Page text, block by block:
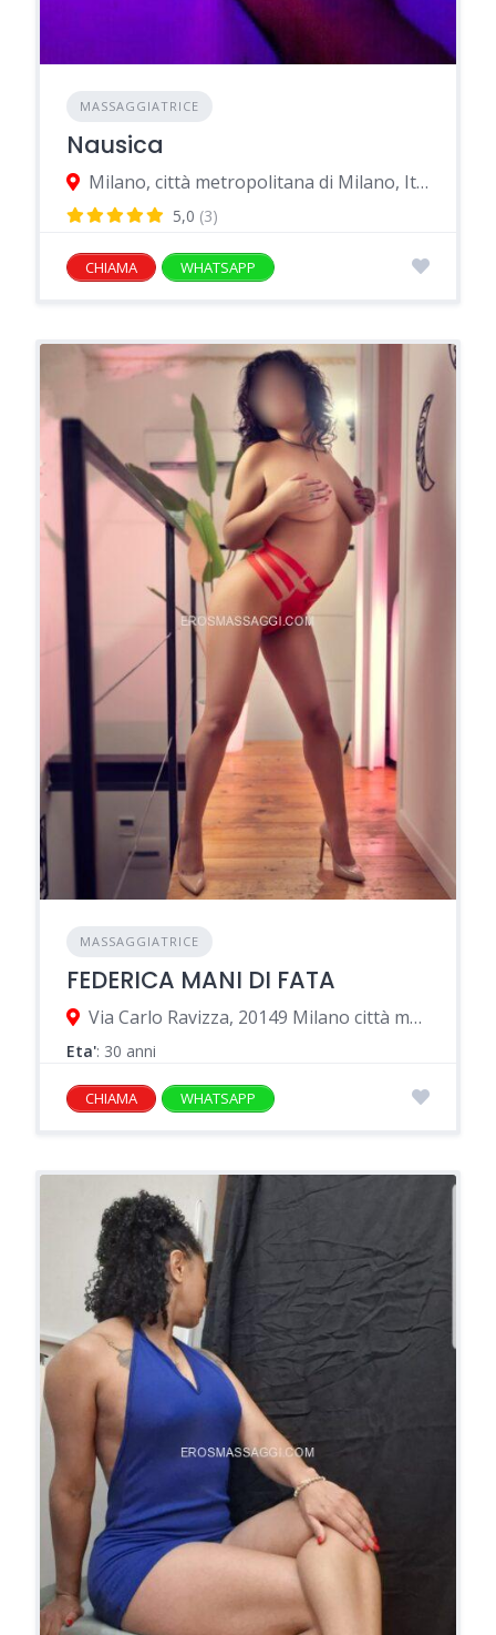
MASSAGGIATRICE
Nausica
Milano, città metropolitana di Milano, Italia
5,0 (3)
CHIAMA WHATSAPP
MASSAGGIATRICE
FEDERICA MANI DI FATA
Via Carlo Ravizza, 20149 Milano città metropolitana di Milano, Italia
Eta': 30 anni
CHIAMA WHATSAPP